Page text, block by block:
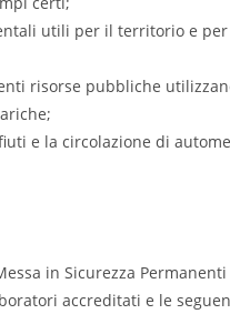
utili per il territorio e per
risorse pubbliche
e la circolazione di
in Sicurezza
accreditati e le